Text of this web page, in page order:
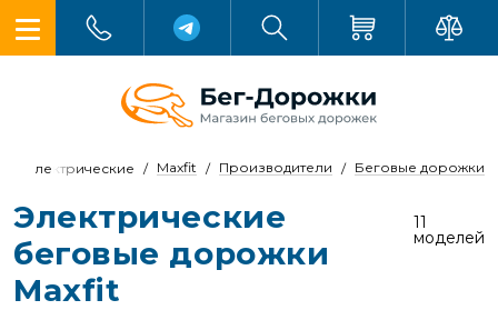
Беговые дорожки
Производители
Maxfit
Электрические
Электрические
беговые дорожки
Maxfit
11
моделей